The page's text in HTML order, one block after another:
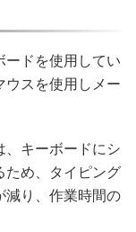
ードを使用してい
ウスを使用しメー
、キーボードにシ
ため、タイピング
減り、作業時間の